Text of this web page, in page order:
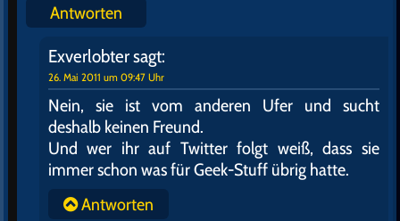
Antworten
Exverlobtersagt:
26. Mai 2011 um 09:47 Uhr
Nein, sie ist vom anderen Ufer und sucht
deshalb keinen Freund.
Und wer ihr auf Twitter folgt weiß, dass sie
immer schon was für Geek-Stuff übrig hatte.
Antworten